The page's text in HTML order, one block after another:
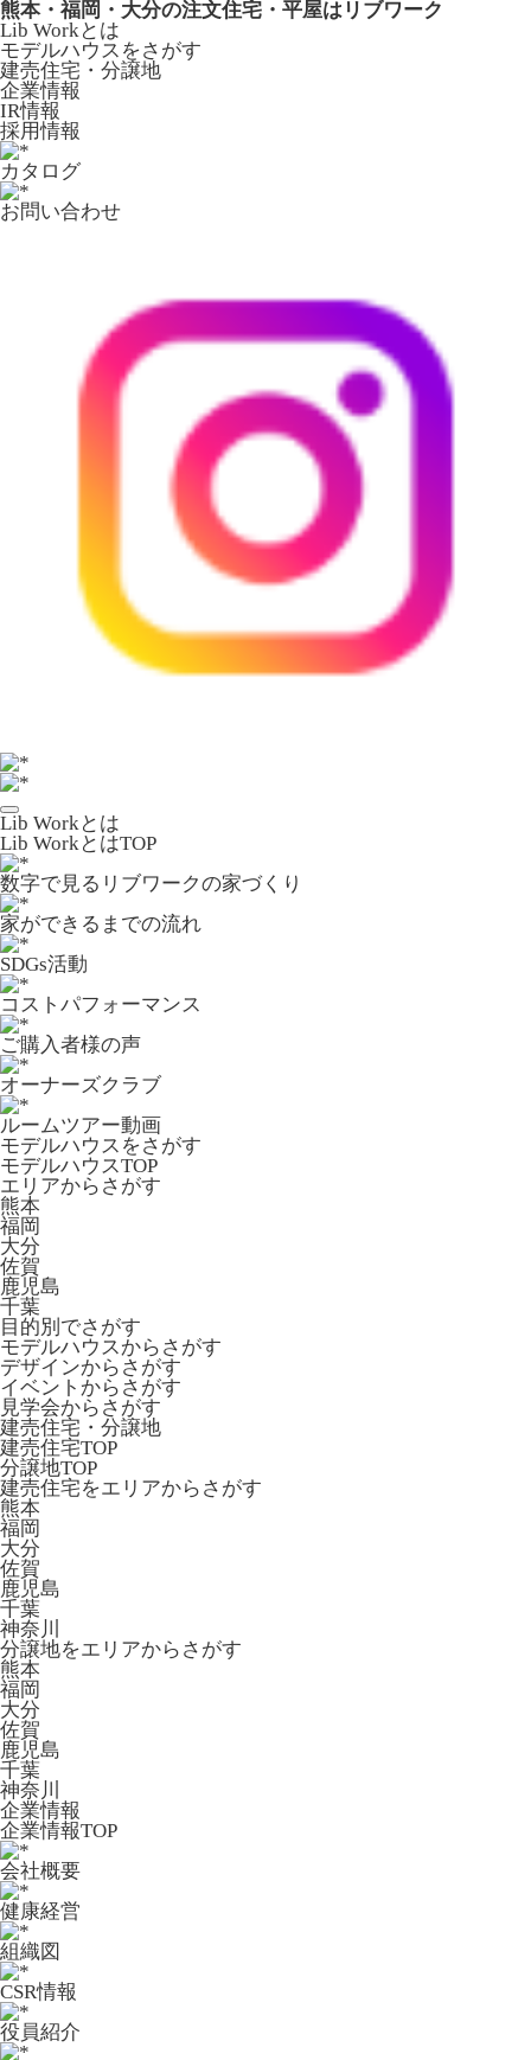
熊本・福岡・大分の注文住宅・平屋はリブワーク
Lib Workとは
モデルハウスをさがす
建売住宅・分譲地
企業情報
IR情報
採用情報
カタログ
お問い合わせ
Lib Workとは
Lib WorkとはTOP
数字で⾒るリブワークの家づくり
家ができるまでの流れ
SDGs活動
コストパフォーマンス
ご購入者様の声
オーナーズクラブ
ルームツアー動画
モデルハウスをさがす
モデルハウスTOP
エリアからさがす
熊本
福岡
大分
佐賀
鹿児島
千葉
目的別でさがす
モデルハウスからさがす
デザインからさがす
イベントからさがす
見学会からさがす
建売住宅・分譲地
建売住宅TOP
分譲地TOP
建売住宅をエリアからさがす
熊本
福岡
大分
佐賀
鹿児島
千葉
神奈川
分譲地をエリアからさがす
熊本
福岡
大分
佐賀
鹿児島
千葉
神奈川
企業情報
企業情報TOP
会社概要
健康経営
組織図
CSR情報
役員紹介